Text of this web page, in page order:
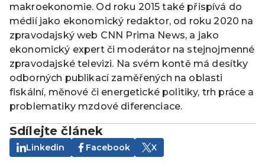
makroekonomie. Od roku 2015 také přispívá do
médií jako ekonomický redaktor, od roku 2020 na
zpravodajský web CNN Prima News, a jako
ekonomický expert či moderátor na stejnojmenné
zpravodajské televizi. Na svém kontě má desítky
odborných publikací zaměřených na oblasti
fiskální, měnové či energetické politiky, trh práce a
problematiky mzdové diferenciace.
Sdílejte článek
Linkedin Facebook X